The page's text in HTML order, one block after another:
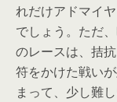
れだけアドマイ
でしょう。ただ
のレースは、拮
符をかけた戦い
まって、少し難